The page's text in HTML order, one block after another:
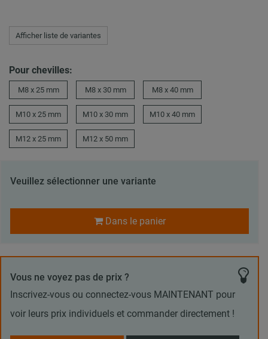
Afficher liste de variantes
Pour chevilles:
M8 x 25 mm M8 x 30 mm M8 x 40 mm
M10 x 25 mm M10 x 30 mm M10 x 40 mm
M12 x 25 mm M12 x 50 mm
Veuillez sélectionner une variante
Dans le panier
Vous ne voyez pas de prix ?
Inscrivez-vous ou connectez-vous MAINTENANT pour
voir leurs prix individuels et commander directement !